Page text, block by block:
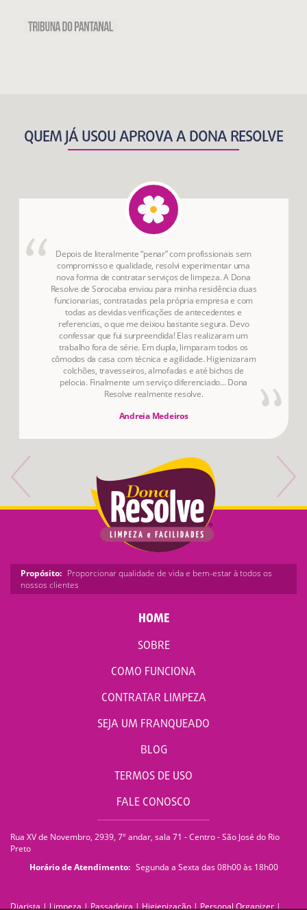
QUEM JÁ USOU APROVA A DONA RESOLVE
Depois de literalmente “penar” com profissionais sem
compromisso e qualidade, resolvi experimentar uma
nova forma de contratar serviços de limpeza. A Dona
Resolve de Sorocaba enviou para minha residência duas
funcionarias, contratadas pela própria empresa e com
todas as devidas verificações de antecedentes e
referencias, o que me deixou bastante segura. Devo
confessar que fui surpreendida! Elas realizaram um
trabalho fora de série. Em dupla, limparam todos os
cômodos da casa com técnica e agilidade. Higienizaram
colchões, travesseiros, almofadas e até bichos de
pelocia. Finalmente um serviço diferenciado... Dona
Resolve realmente resolve.
Andreia Medeiros
Propósito: Proporcionar qualidade de vida e bem-estar à todos os
nossos clientes
HOME
SOBRE
COMO FUNCIONA
CONTRATAR LIMPEZA
SEJA UM FRANQUEADO
BLOG
TERMOS DE USO
FALE CONOSCO
Rua XV de Novembro, 2939, 7º andar, sala 71 - Centro - São José do Rio
Preto
Horário de Atendimento: Segunda a Sexta das 08h00 às 18h00
Diarista|Limpeza|Passadeira|Higienização|Personal Organizer|